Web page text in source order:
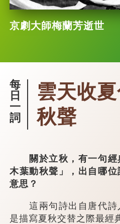
京劇大師梅蘭芳逝世
每
日
一
詞
雲天收
秋聲
關於立秋，有一句經
木葉動秋聲」，出自哪
意思？
這兩句詩出自唐代詩
是描寫夏秋交替之際最經